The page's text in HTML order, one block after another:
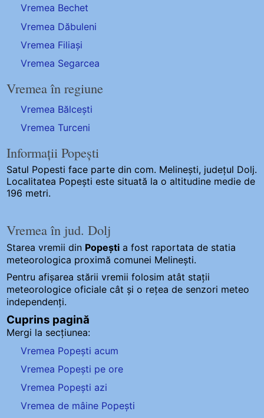
Vremea Bechet
Vremea Dăbuleni
Vremea Filiași
Vremea Segarcea
Vremea în regiune
Vremea Bălcești
Vremea Turceni
Informații Popești
Satul Popesti face parte din com. Melinești, județul Dolj.
Localitatea Popești este situată la o altitudine medie de
196 metri.
Vremea în jud. Dolj
Starea vremii din Popești a fost raportata de statia
meteorologica proximă comunei Melinești.
Pentru afișarea stării vremii folosim atât stații
meteorologice oficiale cât și o rețea de senzori meteo
independenți.
Cuprins pagină
Mergi la secțiunea:
Vremea Popești acum
Vremea Popești pe ore
Vremea Popești azi
Vremea de mâine Popești